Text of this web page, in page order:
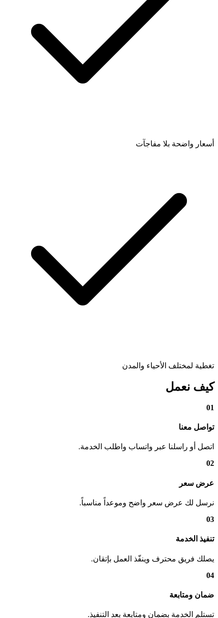
أسعار واضحة بلا مفاجآت
تغطية لمختلف الأحياء والمدن
كيف نعمل
01
تواصل معنا
اتصل أو راسلنا عبر واتساب واطلب الخدمة.
02
عرض سعر
نرسل لك عرض سعر واضح وموعداً مناسباً.
03
تنفيذ الخدمة
يصلك فريق محترف وينفّذ العمل بإتقان.
04
ضمان ومتابعة
تستلم الخدمة بضمان ومتابعة بعد التنفيذ.